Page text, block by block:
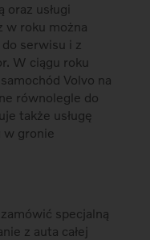
usługi
w roku można
serwisu i z
W ciągu roku
Volvo na
równolegle do
także usługę
w gronie
specjalną
z auta całej